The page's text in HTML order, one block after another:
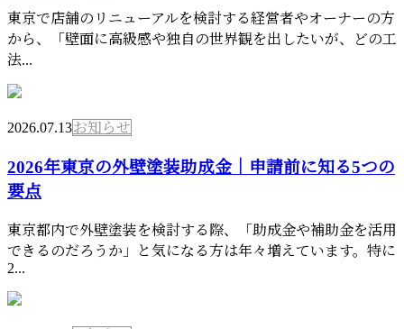
東京で店舗のリニューアルを検討する経営者やオーナーの方
から、「壁面に高級感や独自の世界観を出したいが、どの工
法...
2026.07.13お知らせ
2026年東京の外壁塗装助成金｜申請前に知る5つの
要点
東京都内で外壁塗装を検討する際、「助成金や補助金を活用
できるのだろうか」と気になる方は年々増えています。特に
2...